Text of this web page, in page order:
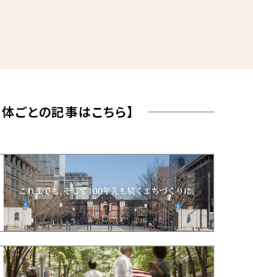
体ごとの記事はこちら】